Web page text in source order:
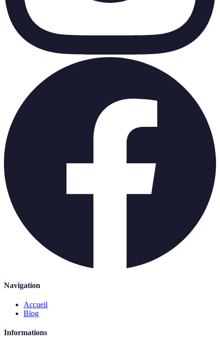
Navigation
Accueil
Blog
Informations